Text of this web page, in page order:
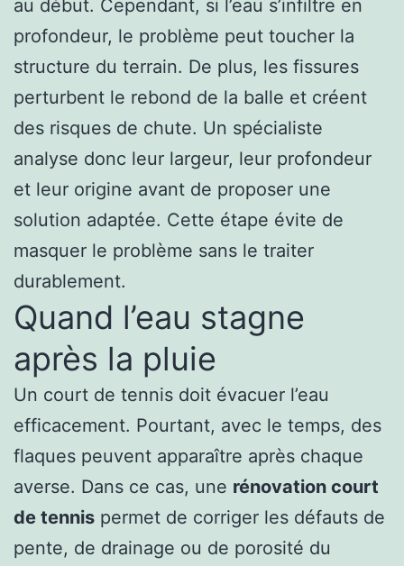
au début. Cependant, si l’eau s’infiltre en
profondeur, le problème peut toucher la
structure du terrain. De plus, les fissures
perturbent le rebond de la balle et créent
des risques de chute. Un spécialiste
analyse donc leur largeur, leur profondeur
et leur origine avant de proposer une
solution adaptée. Cette étape évite de
masquer le problème sans le traiter
durablement.
Quand l’eau stagne
après la pluie
Un court de tennis doit évacuer l’eau
efficacement. Pourtant, avec le temps, des
flaques peuvent apparaître après chaque
averse. Dans ce cas, une rénovation court
de tennis permet de corriger les défauts de
pente, de drainage ou de porosité du